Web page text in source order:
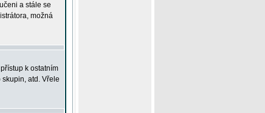
a stále se
možná
k ostatním
atd. Vřele